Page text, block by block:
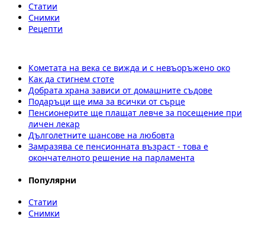
Статии
Снимки
Рецепти
Кометата на века се вижда и с невъоръжено око
Как да стигнем стоте
Добрата храна зависи от домашните съдове
Подаръци ще има за всички от сърце
Пенсионерите ще плащат левче за посещение при
личен лекар
Дълголетните шансове на любовта
Замразява се пенсионната възраст - това е
окончателното решение на парламента
Популярни
Статии
Снимки